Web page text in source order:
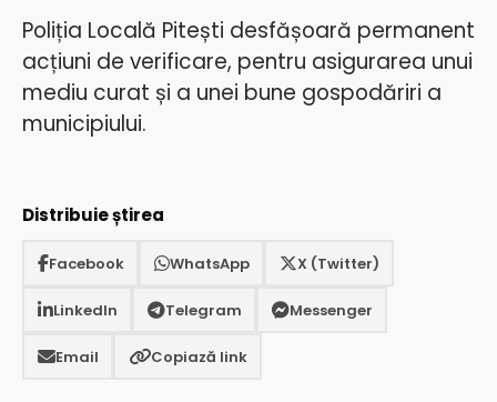
Poliția Locală Pitești desfășoară permanent
acțiuni de verificare, pentru asigurarea unui
mediu curat și a unei bune gospodăriri a
municipiului.
Distribuie știrea
Facebook WhatsApp X (Twitter)
LinkedIn Telegram Messenger
Email Copiază link